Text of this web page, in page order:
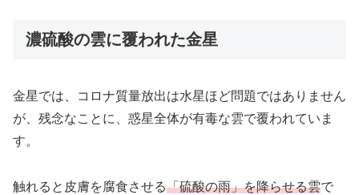
濃硫酸の雲に覆われた金星
金星では、コロナ質量放出は水星ほど問題ではありません
が、残念なことに、惑星全体が有毒な雲で覆われていま
す。
触れると皮膚を腐食させる「硫酸の雨」を降らせる雲で